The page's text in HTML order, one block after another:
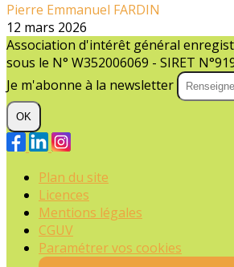
Pierre Emmanuel FARDIN
12 mars 2026
Association d'intérêt général
sous le N° W352006069 - SIRET
Je m'abonne à la newsletter
OK
Plan du site
Licences
Mentions légales
CGUV
Paramétrer vos cookies